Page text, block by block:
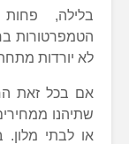
בלילה,
הטמפרטורות
לא יורדות
אם בכל זאת
שתיהנו
או לבתי מלון.